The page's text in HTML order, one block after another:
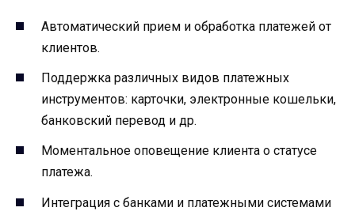
Автоматический прием и обработка платежей от
клиентов.
Поддержка различных видов платежных
инструментов: карточки, электронные кошельки,
банковский перевод и др.
Моментальное оповещение клиента о статусе
платежа.
Интеграция с банками и платежными системами